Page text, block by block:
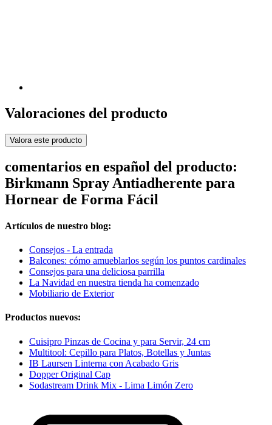
Valoraciones del producto
Valora este producto
comentarios en español del producto:
Birkmann Spray Antiadherente para
Hornear de Forma Fácil
Artículos de nuestro blog:
Consejos - La entrada
Balcones: cómo amueblarlos según los puntos cardinales
Consejos para una deliciosa parrilla
La Navidad en nuestra tienda ha comenzado
Mobiliario de Exterior
Productos nuevos:
Cuisipro Pinzas de Cocina y para Servir, 24 cm
Multitool: Cepillo para Platos, Botellas y Juntas
IB Laursen Linterna con Acabado Gris
Dopper Original Cap
Sodastream Drink Mix - Lima Limón Zero